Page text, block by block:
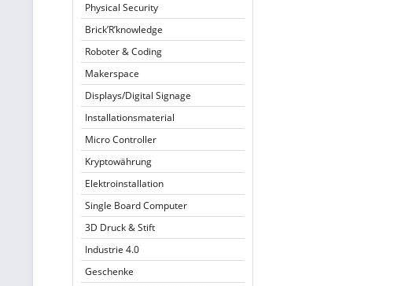
Physical Security
Brick’R’knowledge
Roboter & Coding
Makerspace
Displays/Digital Signage
Installationsmaterial
Micro Controller
Kryptowährung
Elektroinstallation
Single Board Computer
3D Druck & Stift
Industrie 4.0
Geschenke